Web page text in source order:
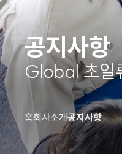
공지사항
Global 초일
홈회사소개공지사항